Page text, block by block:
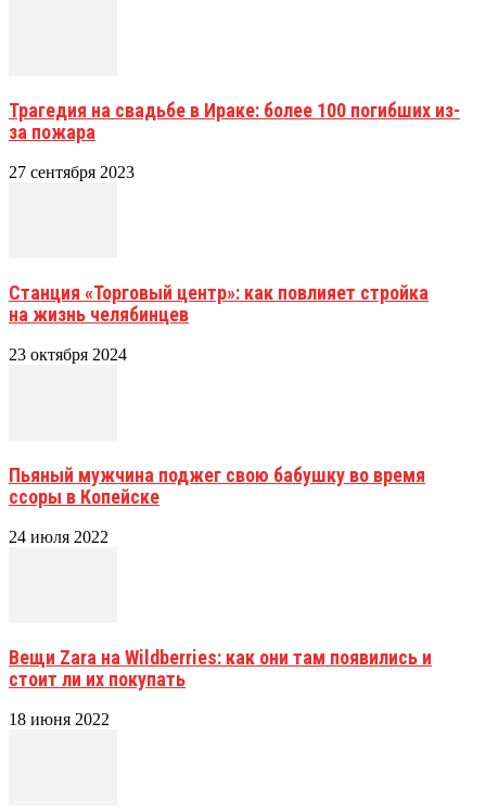
Трагедия на свадьбе в Ираке: более 100 погибших из-
за пожара
27 сентября 2023
Станция «Торговый центр»: как повлияет стройка
на жизнь челябинцев
23 октября 2024
Пьяный мужчина поджег свою бабушку во время
ссоры в Копейске
24 июля 2022
Вещи Zara на Wildberries: как они там появились и
стоит ли их покупать
18 июня 2022